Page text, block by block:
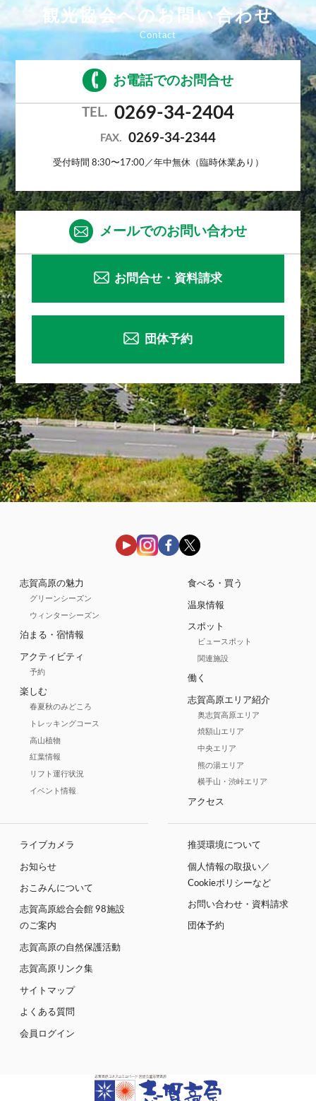
観光協会へのお問い合わせ
お電話でのお問合せ
TEL. 0269-34-2404
FAX. 0269-34-2344
受付時間 8:30〜17:00／年中無休（臨時休業あり）
メールでのお問い合わせ
お問合せ・資料請求
団体予約
志賀高原の魅力
グリーンシーズン
ウィンターシーズン
泊まる・宿情報
アクティビティ
予約
楽しむ
春夏秋のみどころ
トレッキングコース
高山植物
紅葉情報
リフト運行状況
イベント情報
食べる・買う
温泉情報
スポット
ビュースポット
関連施設
働く
志賀高原エリア紹介
奥志賀高原エリア
焼額山エリア
中央エリア
熊の湯エリア
横手山・渋峠エリア
アクセス
ライブカメラ
お知らせ
おこみんについて
志賀高原総合会館 98施設
のご案内
志賀高原の自然保護活動
志賀高原リンク集
サイトマップ
よくある質問
会員ログイン
推奨環境について
個人情報の取扱い／
Cookieポリシーなど
お問い合わせ・資料請求
団体予約